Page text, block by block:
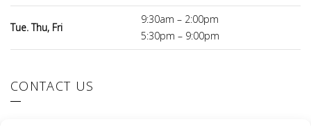
Tue. Thu, Fri
9:30am – 2:00pm
5:30pm – 9:00pm
CONTACT US